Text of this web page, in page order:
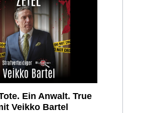
Ein Anwalt. True
Veikko Bartel